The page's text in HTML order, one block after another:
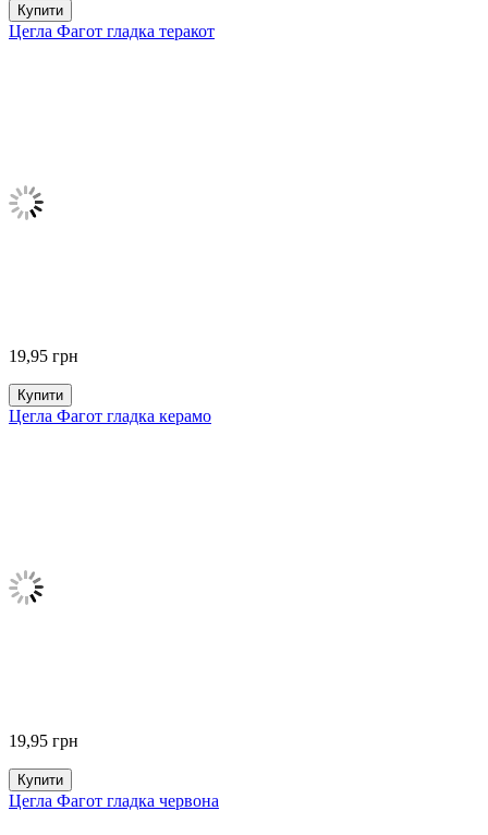
Купити
Цегла Фагот гладка теракот
19,95 грн
Купити
Цегла Фагот гладка керамо
19,95 грн
Купити
Цегла Фагот гладка червона